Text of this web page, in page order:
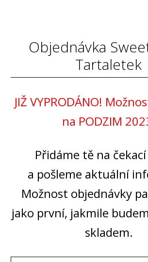
Objednávka
Tartaletek
JIŽ VYPRODÁNO!
na PODZIM
Přidáme tě na
a pošleme aktuální
Možnost objednávky
jako první, jakmile
skladem.